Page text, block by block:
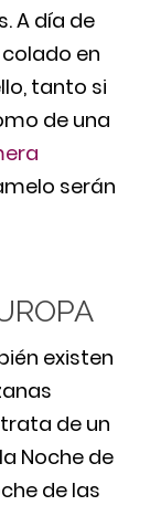
A día de
en
tanto si
de una
serán
existen
de un
Noche de
de las